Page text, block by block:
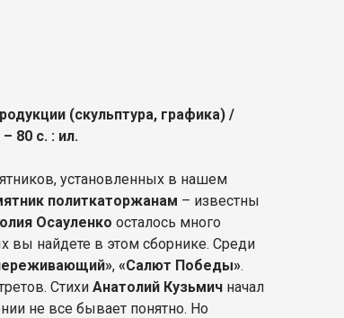
(скульптура, графика) /
80 с. : ил.
установленных в нашем
политкаторжанам – известны
Осауленко осталось много
вы найдете в этом сборнике. Среди
,«Салют Победы».
Стихи Анатолий Кузьмич начал
не все бывает понятно. Но